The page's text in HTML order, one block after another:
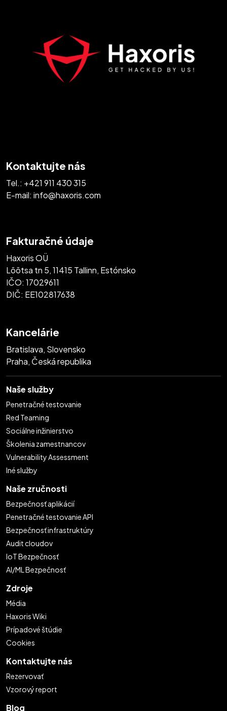
Kontaktujte nás
Tel.: +421 911 430 315
E-mail: info@haxoris.com
Fakturačné údaje
Haxoris OÜ
Lõõtsa tn 5, 11415 Tallinn, Estónsko
IČO: 17029611
DIČ: EE102817638
Kancelárie
Bratislava, Slovensko
Praha, Česká republika
Naše služby
Penetračné testovanie
Red Teaming
Sociálne inžinierstvo
Školenia zamestnancov
Vulnerability Assessment
Iné služby
Naše zručnosti
Bezpečnosť aplikácií
Penetračné testovanie API
Bezpečnosť infrastruktúry
Audit cloudov
IoT Bezpečnosť
AI/ML Bezpečnosť
Zdroje
Média
Haxoris Wiki
Prípadové štúdie
Cookies
Kontaktujte nás
Rezervovať
Vzorový report
Blog